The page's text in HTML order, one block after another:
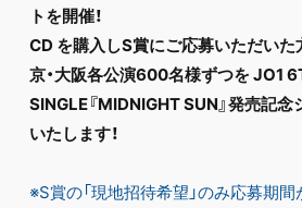
トを開催！
CD を購入しS賞にご応募いただい
京・大阪各公演600名様ずつを JO1
SINGLE『MIDNIGHT SUN』発売記
いたします！
※S賞の「現地招待希望」のみ応募期